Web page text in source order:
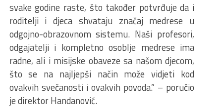
svake godine raste, što također potvrđuje da i
roditelji i djeca shvataju značaj medrese u
odgojno-obrazovnom sistemu. Naši profesori,
odgajatelji i kompletno osoblje medrese ima
radne, ali i misijske obaveze sa našom djecom,
što se na najljepši način može vidjeti kod
ovakvih svečanosti i ovakvih povoda.” – poručio
je direktor Handanović.